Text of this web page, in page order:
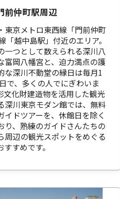
前仲町駅周辺
東京メトロ東西線「門前仲町
「越中島駅」付近のエリア。
一つとして数えられる深川八
富岡八幡宮と、迫力満点の護
な深川不動堂の縁日は毎月1
で、多くの人でにぎわいま
文化財建造物を活用した観光
深川東京モダン館では、無料
イドツアーを、休館日を除く
り、熟練のガイドさんたちの
周辺の観光スポットをめぐる
すめです。